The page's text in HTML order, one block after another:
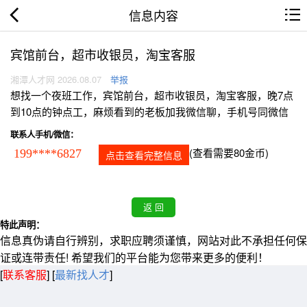
信息内容
宾馆前台，超市收银员，淘宝客服
湘潭人才网 2026.08.07 举报
想找一个夜班工作，宾馆前台，超市收银员，淘宝客服，晚7点
到10点的钟点工，麻烦看到的老板加我微信聊，手机号同微信
联系人手机/微信：
199****6827 点击查看完整信息 (查看需要80金币)
特此声明：
信息真伪请自行辨别，求职应聘须谨慎，网站对此不承担任何保
证或连带责任! 希望我们的平台能为您带来更多的便利！
[联系客服] [最新找人才]